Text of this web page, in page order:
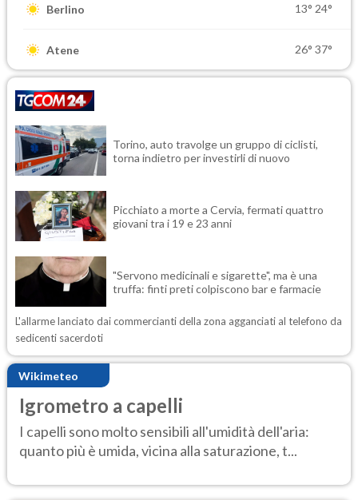
Berlino 13° 24°
Atene 26° 37°
Torino, auto travolge un gruppo di ciclisti,
torna indietro per investirli di nuovo
Picchiato a morte a Cervia, fermati quattro
giovani tra i 19 e 23 anni
"Servono medicinali e sigarette", ma è una
truffa: finti preti colpiscono bar e farmacie
L'allarme lanciato dai commercianti della zona agganciati al telefono da
sedicenti sacerdoti
Wikimeteo
Igrometro a capelli
I capelli sono molto sensibili all'umidità dell'aria:
quanto più è umida, vicina alla saturazione, t...